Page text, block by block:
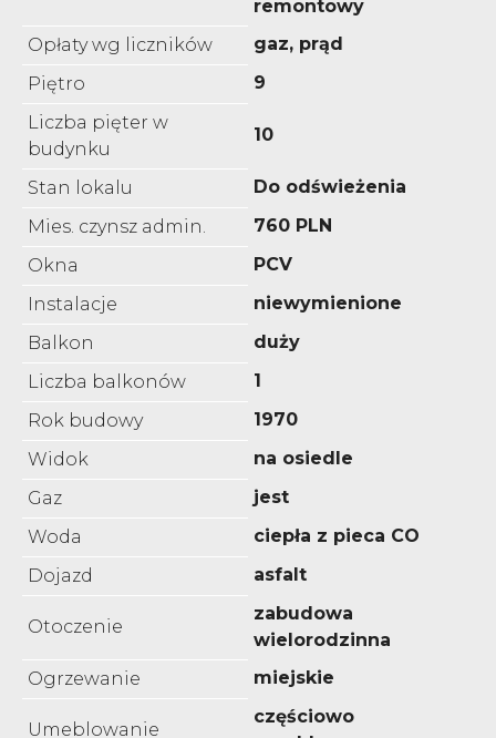
remontowy
Opłaty wg liczników
gaz, prąd
Piętro
9
Liczba pięter w
budynku
10
Stan lokalu
Do odświeżenia
Mies. czynsz admin.
760 PLN
Okna
PCV
Instalacje
niewymienione
Balkon
duży
Liczba balkonów
1
Rok budowy
1970
Widok
na osiedle
Gaz
jest
Woda
ciepła z pieca CO
Dojazd
asfalt
Otoczenie
zabudowa
wielorodzinna
Ogrzewanie
miejskie
Umeblowanie
częściowo